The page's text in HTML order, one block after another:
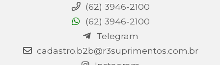
(62) 3946-2100
(62) 3946-2100
Telegram
cadastro.b2b@r3suprimentos.com.br